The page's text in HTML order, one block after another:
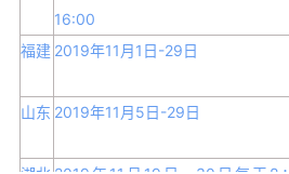
16:00
福建 2019年11月1日-29日
山东 2019年11月5日-29日